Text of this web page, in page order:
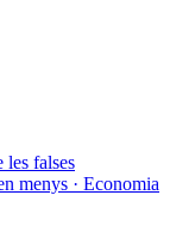
les falses
menys · Economia